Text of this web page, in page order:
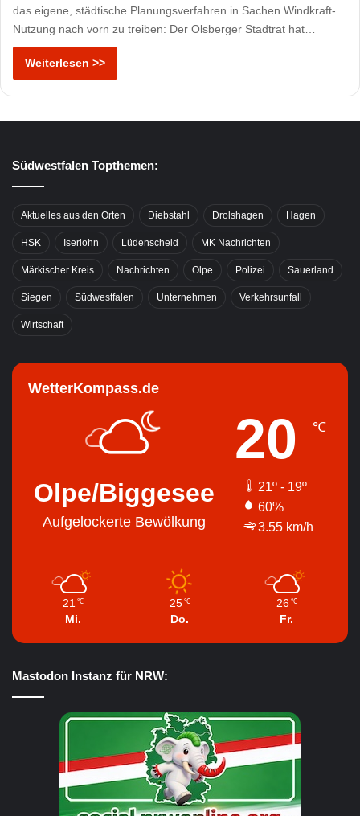
das eigene, städtische Planungsverfahren in Sachen Windkraft-
Nutzung nach vorn zu treiben: Der Olsberger Stadtrat hat…
Weiterlesen >>
Südwestfalen Topthemen:
Aktuelles aus den Orten Diebstahl Drolshagen Hagen
HSK Iserlohn Lüdenscheid MK Nachrichten
Märkischer Kreis Nachrichten Olpe Polizei Sauerland
Siegen Südwestfalen Unternehmen Verkehrsunfall
Wirtschaft
WetterKompass.de
Olpe/Biggesee
Aufgelockerte Bewölkung
20 ℃
21º - 19º
60%
3.55 km/h
21 ℃
Mi.
25 ℃
Do.
26 ℃
Fr.
Mastodon Instanz für NRW: